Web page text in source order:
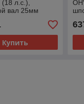
л.с.),
вал 25мм
Купить